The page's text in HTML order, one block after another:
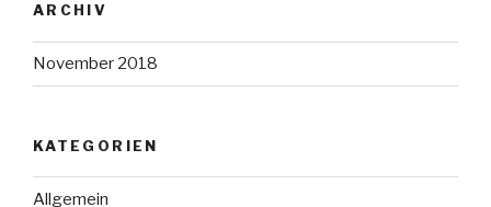
ARCHIV
November 2018
KATEGORIEN
Allgemein